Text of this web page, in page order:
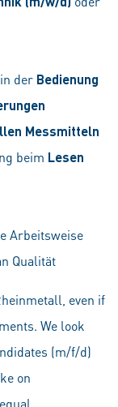
der Bedienung
Messmitteln
beim Lesen
Arbeitsweise
Qualität
even if
We look
(m/f/d)
on